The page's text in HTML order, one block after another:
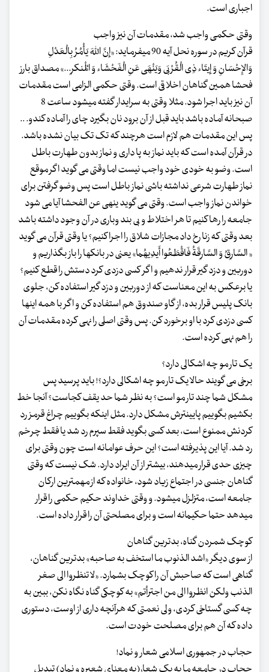
اجباری است.
وقتی حکمی واجب شد، مقدمات آن نیز واجب
قرآن کریم در سوره نحل آیه 90 میفرماید: «إِنَّ اللّهَ یَأْمُرُ بِالْعَدْلِ
وَالإِحْسَانِ وَ إِیتَاء ذِی الْقُرْبَی وَیَنْهَی عَنِ الْفَحْشَاء وَ الْمُنکرِ...» مصداق بارز
فحشا همین گناهان اخلاقی است. وقتی حکمی الزامی است مقدمات
آن نیز باید اجرا شود. مثلا وقتی به سرایدار گفته میشود ساعت 8
صبحانه آماده باشد باید قبل از آن برود نان بگیرد چای را آماده کندو. ..
پس این مقدمات هم لازم است هرچند که تک تک بیان نشده باشد.
در قرآن آمده است که باید نماز به پا داری و نماز بدون طهارت باطل
است. وضو به خودی خود واجب نیست اما وقتی می گوید اگر موقع
نماز طهارت شرعی نداشته باشی نماز باطل است پس وضو گرفتن برای
خواندن نماز واجب است. وقتی می گوید ینهی عن الفحشا آیا می شود
جامعه را رها کنیم تا هر اختلاط و بی بند وباری در آن وجود داشته باشد
بعد وقتی که زنا رخ داد مجازات شلاق را اجرا کنیم؟ یا وقتی قرآن می گوید
« السَّارِقُ وَ السَّارِقَةُ فَاقْطَعُوا أَیدِیهُما» یعنی در بانکها را باز بگذاریم و
دوربین و دزد گیر قرار ندهیم و اگر کسی دزدی کرد دستش را قطع کنیم؟
یا برعکس به این معناست که از دوربین و دزد گیر استفاده کن، جلوی
بانک پلیس قرار بده، از گاو صندوق هم استفاده کن و اگر با همه اینها
کسی دزدی کرد با او برخورد کن. پس وقتی اصلی را نهی کرده مقدمات آن
را هم نهی کرده است.
یک تار مو چه اشکالی دارد؟
برخی می گویند حالا یک تار مو چه اشکالی دارد؟! باید پرسید پس
مشکل شما چند تار مو است؟ به نظر شما حد یقف کجاست؟ آنجا خط
بکشیم بگوییم پایینترش مشکل دارد. مثل اینکه بگوییم چراغ قرمز رد
کردنش ممنوع است، بعد کسی بگوید فقط سپرم رد شد یا فقط چرخم
رد شد. آیا این پذیرفته است؟ این حرف عوامانه است چون وقتی برای
چیزی حدی قرار میدهند، بیشتر از آن ایراد دارد. شک نیست که وقتی
گناهان جنسی در اجتماع زیاد شود، خانواده که از مهمترین ارکان
جامعه است، متزلزل میشود. و وقتی خداوند حکیم حکمی را قرار
میدهد حتما حکیمانه است و برای مصلحتی آن را قرار داده است.
کوچک شمردن گناه، بدترین گناهان
از سوی دیگر «اشد الذنوب ما استخف به صاحبه» بدترین گناهان،
گناهی است که صاحبش آن را کوچک بشمارد. «لا تنظروا الی صغر
الذنب ولکن انظروا الی من اجترأتم» به کوچکی گناه نگاه نکن، ببین به
چه کسی گستاخی کردی، ولی نعمتی که هرآنچه داری از اوست، دستوری
داده که آن هم برای مصلحت خودت است.
حجاب در جمهوری اسلامی شعار و نماد!
حجاب در جامعه ما به یک شعار(به معنای شعیره و نماد) تبدیل